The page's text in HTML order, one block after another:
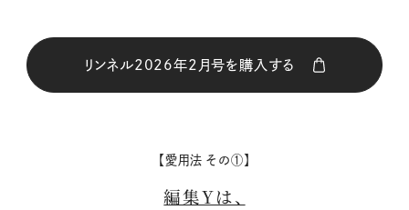
リンネル2026年2月号を購入する
【愛用法 その①】
編集Yは、